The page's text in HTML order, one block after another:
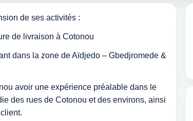
de ses activités :
de livraison à Cotonou
dans la zone de Aïdjedo – Gbedjromede &
avoir une expérience préalable dans le
des rues de Cotonou et des environs, ainsi